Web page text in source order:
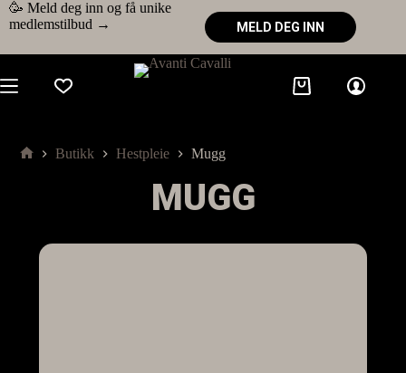
🥳 Meld deg inn og få unike
medlemstilbud →
MELD DEG INN
Butikk Hestpleie Mugg
MUGG